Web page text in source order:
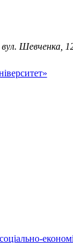
Шевченка,